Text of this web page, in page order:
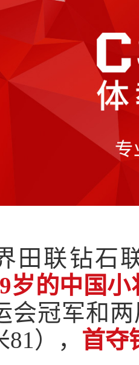
田联钻石
岁的中国
会冠军和
）， 首夺